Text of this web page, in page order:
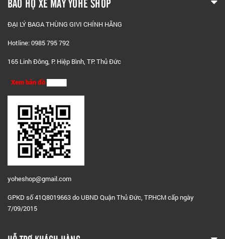
ĐẠI LÝ BAGA THÙNG GIVI CHÍNH HÃNG
Hotline: 0985 795 792
165 Linh Đông, P. Hiệp Bình, TP. Thủ Đức
Xem bản đồ
yoheshop@gmail.com
GPKD số 41Q8019663 do UBND Quận Thủ Đức, TP.HCM cấp ngày
7/09/2015